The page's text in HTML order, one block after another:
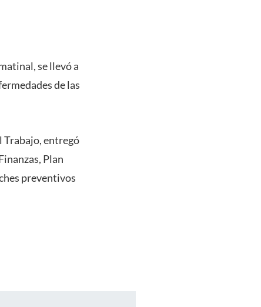
se llevó a
de las
Trabajo, entregó
Plan
preventivos